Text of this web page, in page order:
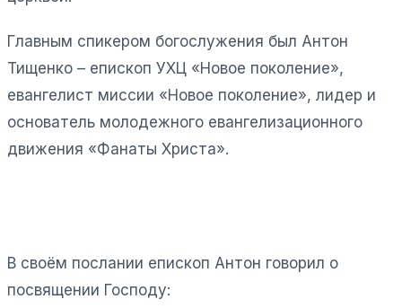
Главным спикером богослужения был Антон
Тищенко – епископ УХЦ «Новое поколение»,
евангелист миссии «Новое поколение», лидер и
основатель молодежного евангелизационного
движения «Фанаты Христа».
В своём послании епископ Антон говорил о
посвящении Господу: